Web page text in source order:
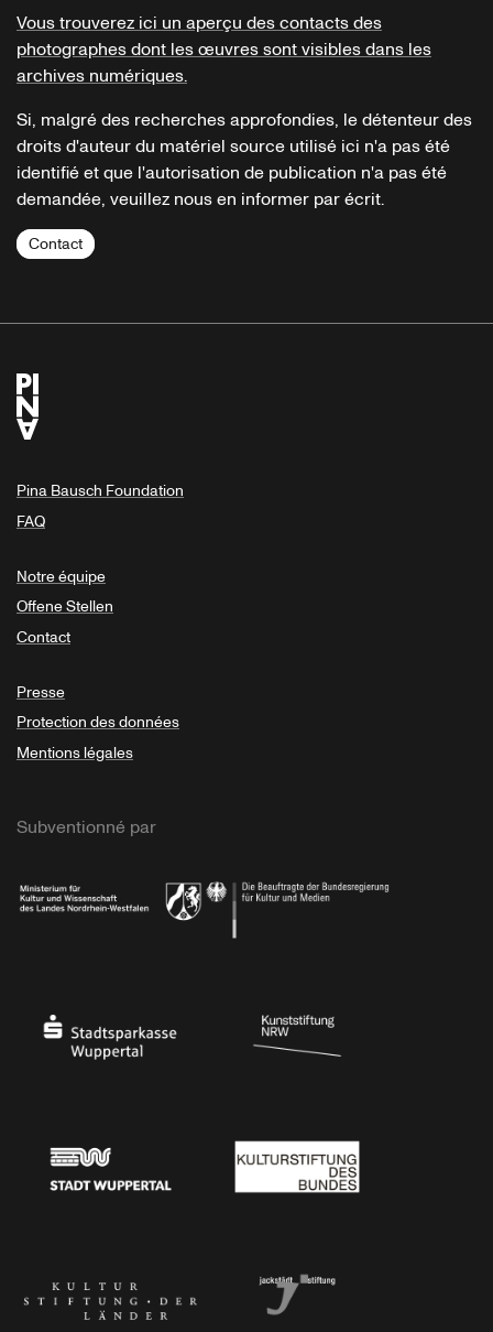
Vous trouverez ici un aperçu des contacts des
photographes dont les œuvres sont visibles dans les
archives numériques.
Si, malgré des recherches approfondies, le détenteur des
droits d'auteur du matériel source utilisé ici n'a pas été
identifié et que l'autorisation de publication n'a pas été
demandée, veuillez nous en informer par écrit.
Contact
Pina Bausch Foundation
FAQ
Notre équipe
Offene Stellen
Contact
Presse
Protection des données
Mentions légales
Subventionné par